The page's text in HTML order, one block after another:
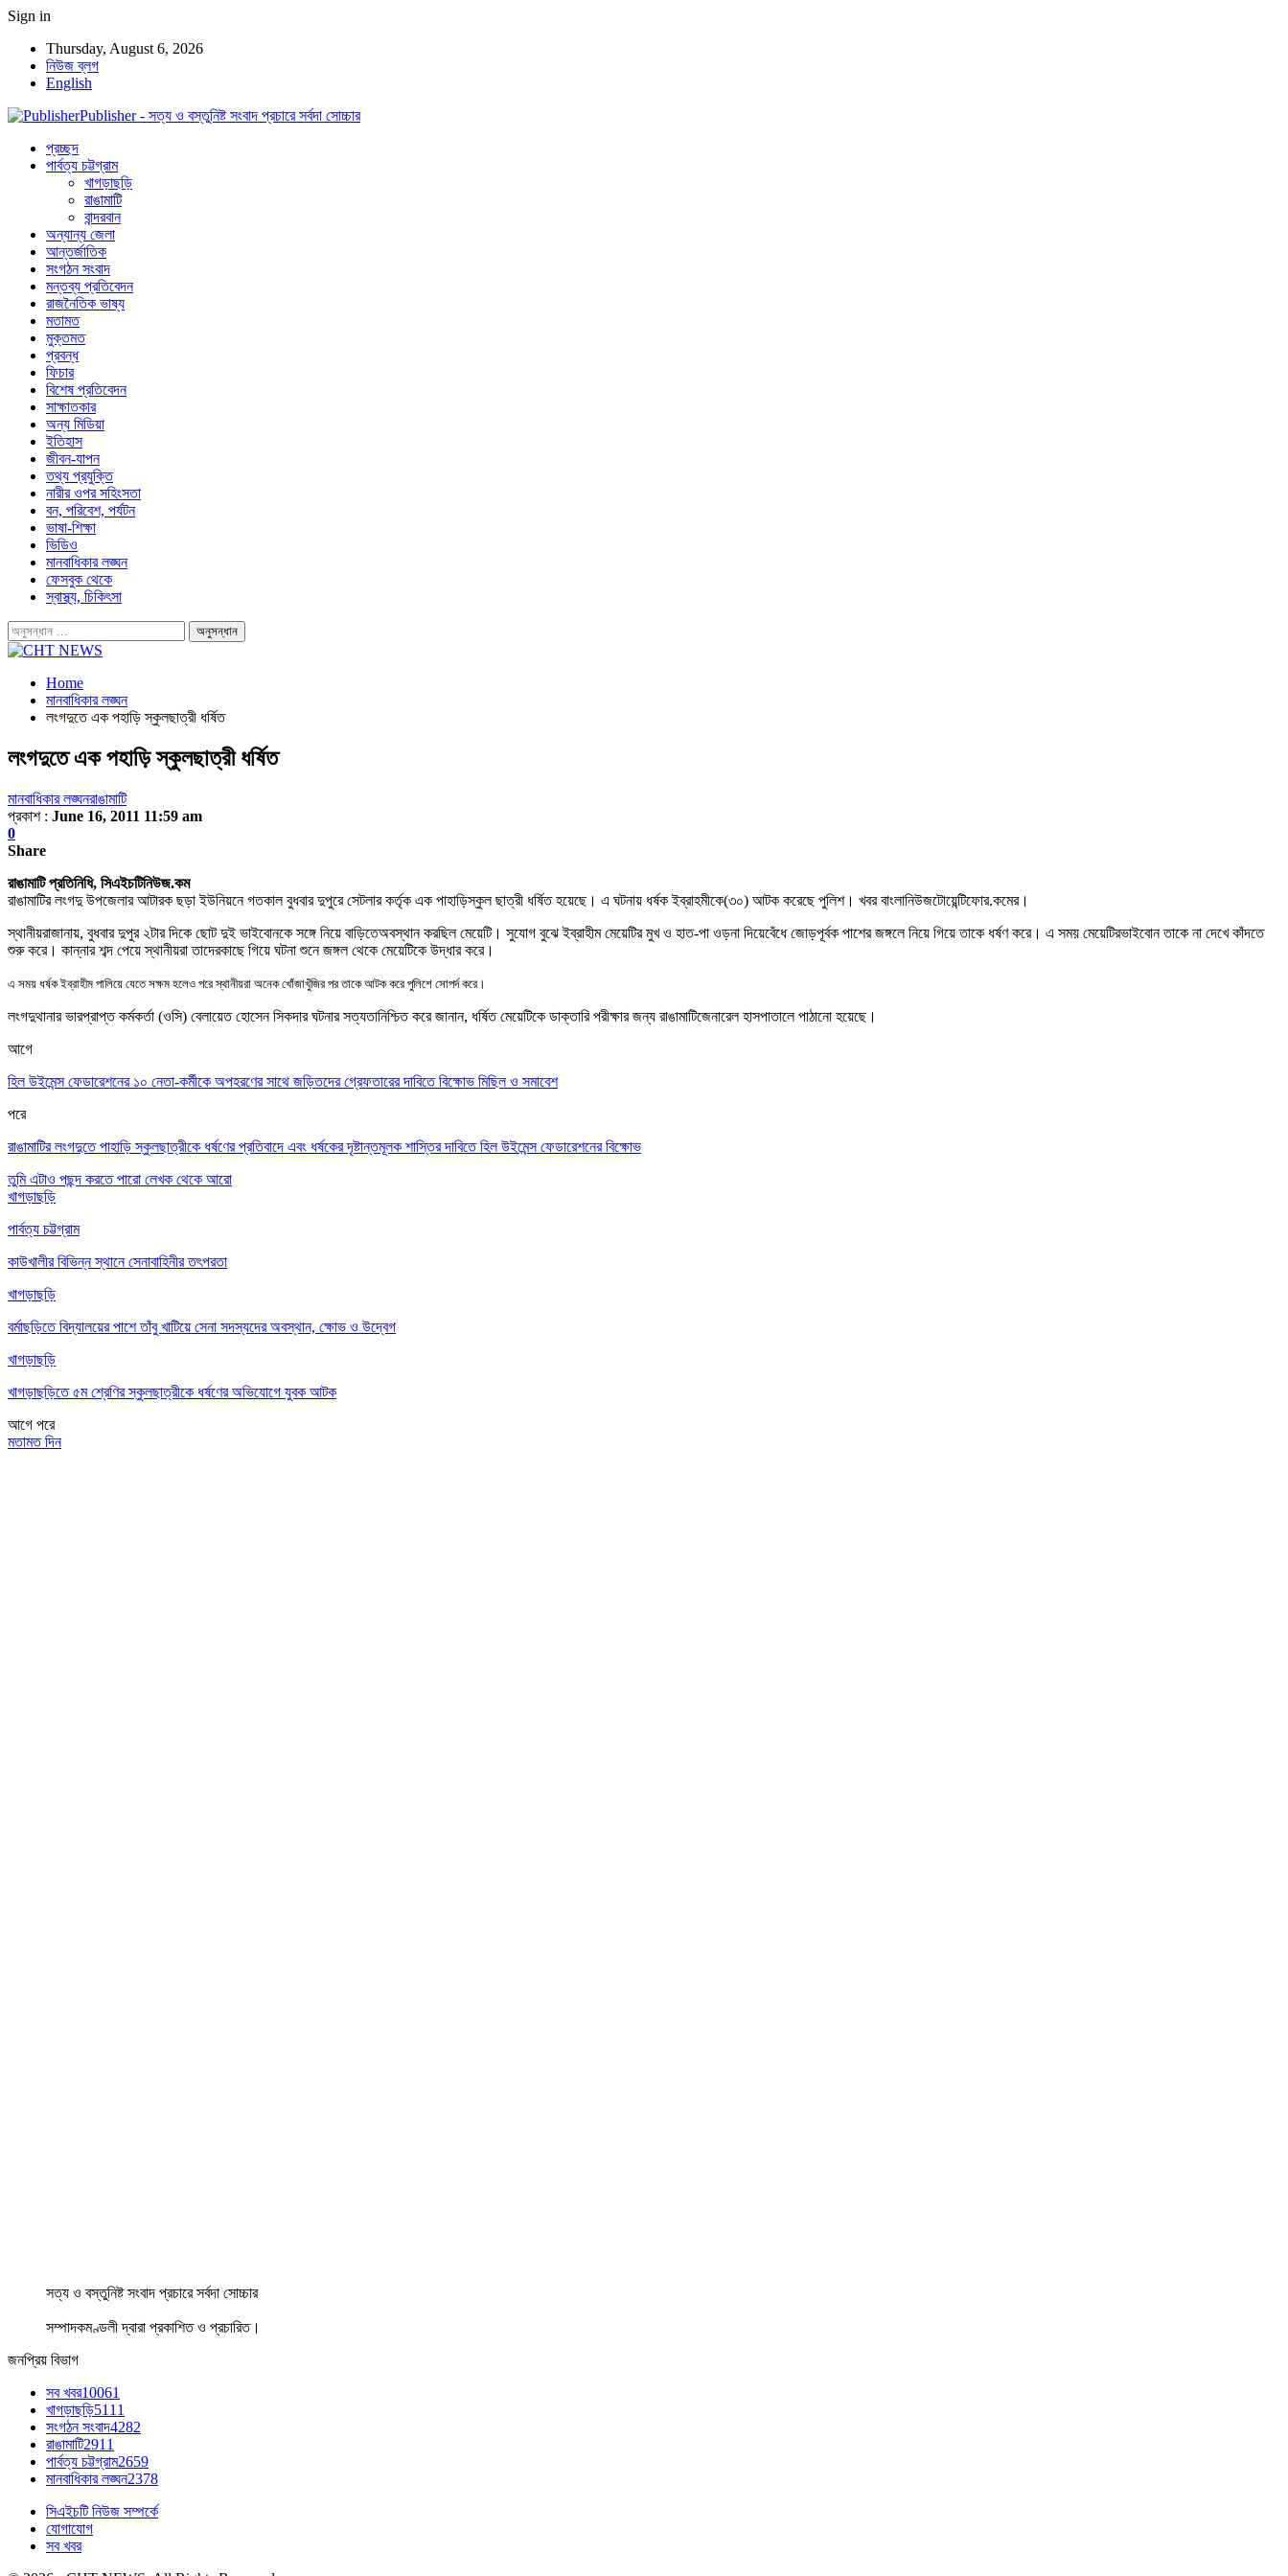
Sign in
Thursday, August 6, 2026
নিউজ ব্লগ
English
Publisher - সত্য ও বস্তুনিষ্ট সংবাদ প্রচারে সর্বদা সোচ্চার
প্রচ্ছদ
পার্বত্য চট্টগ্রাম
খাগড়াছড়ি
রাঙামাটি
বান্দরবান
অন্যান্য জেলা
আন্তর্জাতিক
সংগঠন সংবাদ
মন্তব্য প্রতিবেদন
রাজনৈতিক ভাষ্য
মতামত
মুক্তমত
প্রবন্ধ
ফিচার
বিশেষ প্রতিবেদন
সাক্ষাতকার
অন্য মিডিয়া
ইতিহাস
জীবন-যাপন
তথ্য প্রযুক্তি
নারীর ওপর সহিংসতা
বন, পরিবেশ, পর্যটন
ভাষা-শিক্ষা
ভিডিও
মানবাধিকার লঙ্ঘন
ফেসবুক থেকে
স্বাস্থ্য, চিকিৎসা
Home
মানবাধিকার লঙ্ঘন
লংগদুতে এক পহাড়ি স্কুলছাত্রী ধর্ষিত
লংগদুতে এক পহাড়ি স্কুলছাত্রী ধর্ষিত
মানবাধিকার লঙ্ঘনরাঙামাটি
প্রকাশ : June 16, 2011 11:59 am
0
Share
রাঙামাটি প্রতিনিধি, সিএইচটিনিউজ.কম
রাঙামাটির লংগদু উপজেলার আটারক ছড়া ইউনিয়নেগতকালবুধবার দুপুরেসেটলার কর্তৃক এক পাহাড়িস্কুলছাত্রী ধর্ষিত হয়েছে। এ ঘটনায় ধর্ষক ইব্রাহমীকে(৩০) আটক করেছে পুলিশ। খবর বাংলানিউজটোয়েন্টিফোর.কমের।
স্থানীয়রাজানায়, বুধবার দুপুর ২টার দিকে ছোট দুই ভাইবোনকে সঙ্গে নিয়ে বাড়িতেঅবস্থান করছিল মেয়েটি। সুযোগ বুঝে ইব্রাহীম মেয়েটির মুখ ও হাত-পা ওড়না দিয়েবেঁধে জোড়পূর্বক পাশের জঙ্গলে নিয়ে গিয়ে তাকে ধর্ষণ করে। এ সময় মেয়েটিরভাইবোন তাকে না দেখে কাঁদতে
শুরু করে। কান্নার শব্দ পেয়ে স্থানীয়রা তাদেরকাছে গিয়ে ঘটনা শুনে জঙ্গল থেকে মেয়েটিকে উদ্ধার করে।
এ সময় ধর্ষক ইব্রাহীম পালিয়ে যেতে সক্ষম হলেও পরে স্থানীয়রা অনেক খোঁজাখুঁজির পর তাকে আটক করে পুলিশে সোপর্দ করে ।
লংগদুথানার ভারপ্রাপ্ত কর্মকর্তা (ওসি) বেলায়েত হোসেন সিকদার ঘটনার সত্যতানিশ্চিত করে জানান, ধর্ষিত মেয়েটিকে ডাক্তারি পরীক্ষার জন্য রাঙামাটিজেনারেল হাসপাতালে পাঠানো হয়েছে।
আগে
হিল উইমেন্স ফেডারেশনের ১০ নেতা-কর্মীকে অপহরণের সাথে জড়িতদের গ্রেফতারের দাবিতে বিক্ষোভ মিছিল ও সমাবেশ
পরে
রাঙামাটির লংগদুতে পাহাড়ি স্কুলছাত্রীকে ধর্ষণের প্রতিবাদে এবং ধর্ষকের দৃষ্টান্তমূলক শাস্তির দাবিতে হিল উইমেন্স ফেডারেশনের বিক্ষোভ
তুমি এটাও পছন্দ করতে পারো লেখক থেকে আরো
খাগড়াছড়ি
পার্বত্য চট্টগ্রাম
কাউখালীর বিভিন্ন স্থানে সেনাবাহিনীর তৎপরতা
খাগড়াছড়ি
বর্মাছড়িতে বিদ্যালয়ের পাশে তাঁবু খাটিয়ে সেনা সদস্যদের অবস্থান, ক্ষোভ ও উদ্বেগ
খাগড়াছড়ি
খাগড়াছড়িতে ৫ম শ্রেণির স্কুলছাত্রীকে ধর্ষণের অভিযোগে যুবক আটক
আগে পরে
মতামত দিন
সত্য ও বস্তুনিষ্ট সংবাদ প্রচারে সর্বদা সোচ্চার
সম্পাদকমণ্ডলী দ্বারা প্রকাশিত ও প্রচারিত।
জনপ্রিয় বিভাগ
সব খবর10061
খাগড়াছড়ি5111
সংগঠন সংবাদ4282
রাঙামাটি2911
পার্বত্য চট্টগ্রাম2659
মানবাধিকার লঙ্ঘন2378
সিএইচটি নিউজ সম্পর্কে
যোগাযোগ
সব খবর